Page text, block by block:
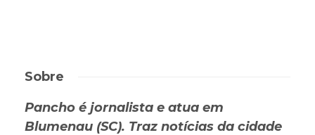
Sobre
Pancho é jornalista e atua em
Blumenau (SC). Traz notícias da cidade